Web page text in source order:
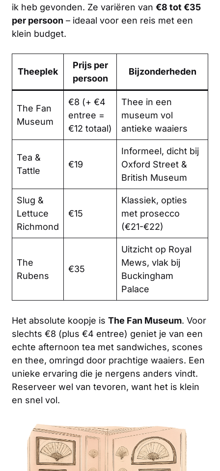
ik heb gevonden. Ze variëren van €8 tot €35
per persoon – ideaal voor een reis met een
klein budget.
Theeplek
Prijs per
persoon
Bijzonderheden
The Fan
Museum
€8 (+ €4
entree =
€12 totaal)
Thee in een
museum vol
antieke waaiers
Tea &
Tattle
€19
Informeel, dicht bij
Oxford Street &
British Museum
Slug &
Lettuce
Richmond
€15
Klassiek, opties
met prosecco
(€21-€22)
The
Rubens
€35
Uitzicht op Royal
Mews, vlak bij
Buckingham
Palace
Het absolute koopje is The Fan Museum. Voor
slechts €8 (plus €4 entree) geniet je van een
echte afternoon tea met sandwiches, scones
en thee, omringd door prachtige waaiers. Een
unieke ervaring die je nergens anders vindt.
Reserveer wel van tevoren, want het is klein
en snel vol.